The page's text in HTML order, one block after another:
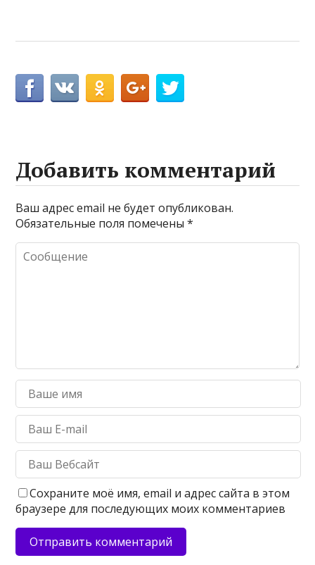
Добавить комментарий
Ваш адрес email не будет опубликован.
Обязательные поля помечены*
Сохраните моё имя, email и адрес сайта в этом
браузере для последующих моих комментариев